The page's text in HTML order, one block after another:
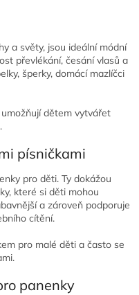
a světy, jsou ideální módní
převlékání, česání vlasů a
šperky, domácí mazlíčci
dětem vytvářet
písničkami
pro děti. Ty dokážou
které si děti mohou
a zároveň podporuje
cítění.
pro malé děti a často se
panenky